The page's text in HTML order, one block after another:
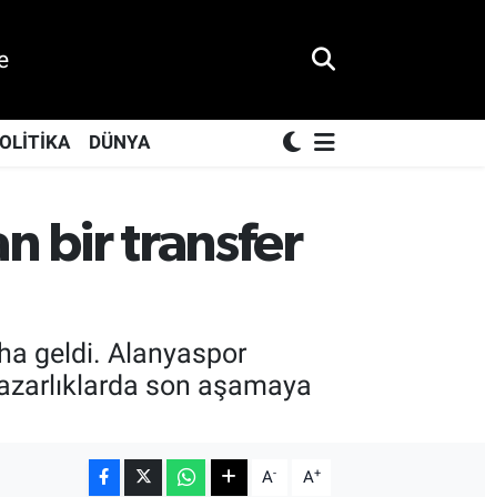
DÜNYA
bir transfer
geldi. Alanyaspor
son aşamaya
A- A+